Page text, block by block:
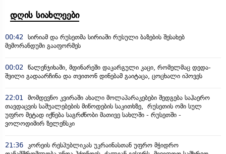
დღის სიახლეები
00:42 სირიამ და რუსეთმა სირიაში რუსული ბაზების შესახებ
მემორანდუმი გააფორმეს
00:02 წალენჯიხაში, მდინარეში დაკარგული კაცი, რომელმაც დედა-
შვილი გადაარჩინა და თვითონ დინებამ გაიტაცა, ცოცხალი იპოვეს
22:01 მომდევნო კვირაში ახალი მოლაპარაკებები შედგება საჰაერო
თავდაცვის საშუალებების მიწოდების საკითხზე, რუსეთის ომი სულ
უფრო მეტად იქნება საგრძნობი მათივე სახლში - რუსეთში -
ვოლოდიმირ ზელენსკი
21:36 კორეის რესპუბლიკას უკრაინასთან უფრო მჭიდრო